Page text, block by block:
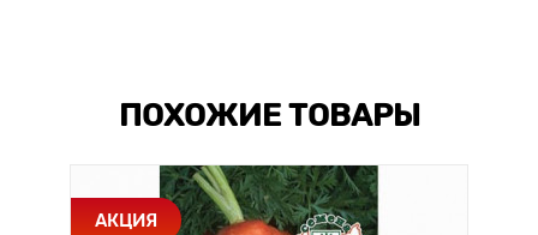
ПОХОЖИЕ ТОВАРЫ
АКЦИЯ